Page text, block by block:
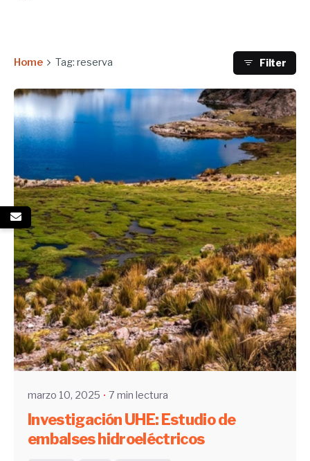
Home Tag: reserva Filter
Enviado por
UHE
marzo 10, 2025 7 min lectura
Investigación UHE: Estudio de
embalses hidroeléctricos